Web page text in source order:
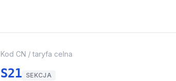
Kod CN / taryfa celna
S21 SEKCJA